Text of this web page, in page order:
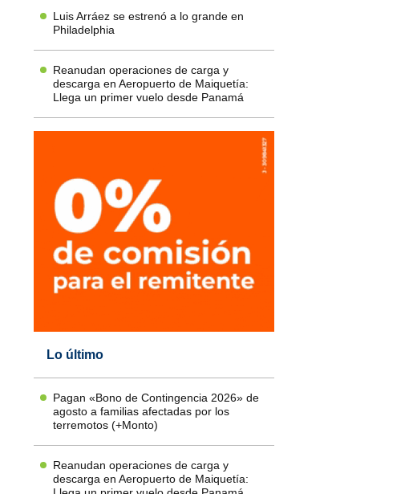
Luis Arráez se estrenó a lo grande en
Philadelphia
Reanudan operaciones de carga y
descarga en Aeropuerto de Maiquetía:
Llega un primer vuelo desde Panamá
Lo último
Pagan «Bono de Contingencia 2026» de
agosto a familias afectadas por los
terremotos (+Monto)
Reanudan operaciones de carga y
descarga en Aeropuerto de Maiquetía: